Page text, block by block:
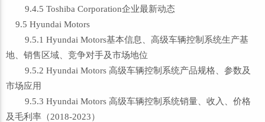
9.4.5 Toshiba Corporation企业最新动态
9.5 Hyundai Motors
9.5.1 Hyundai Motors基本信息、高级车辆控制系统生产基
地、销售区域、竞争对手及市场地位
9.5.2 Hyundai Motors 高级车辆控制系统产品规格、参数及
市场应用
9.5.3 Hyundai Motors 高级车辆控制系统销量、收入、价格
及毛利率（2018-2023）